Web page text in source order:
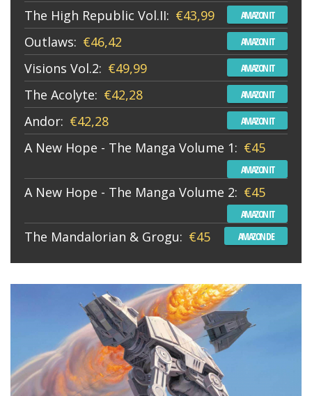
The High Republic Vol.II: €43,99 AMAZON IT
Outlaws: €46,42 AMAZON IT
Visions Vol.2: €49,99 AMAZON IT
The Acolyte: €42,28 AMAZON IT
Andor: €42,28 AMAZON IT
A New Hope - The Manga Volume 1: €45
AMAZON IT
A New Hope - The Manga Volume 2: €45
AMAZON IT
The Mandalorian & Grogu: €45 AMAZON DE